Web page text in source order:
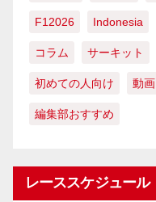
F12026 Indonesia
コラム サーキット
初めての人向け 動画
編集部おすすめ
レーススケジュール